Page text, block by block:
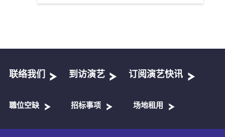
联络我们 到访演艺 订阅演艺快讯
職位空缺 招标事项 场地租用